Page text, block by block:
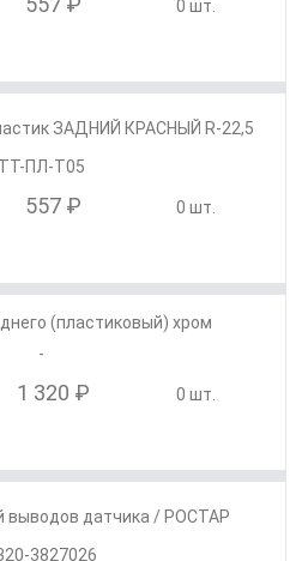
0 шт.
ЗАДНИЙ КРАСНЫЙ R-22,5
ТТ-ПЛ-Т05
557 ₽ 0 шт.
(пластиковый) хром
-
1 320 ₽ 0 шт.
выводов датчика / РОСТАР
3827026